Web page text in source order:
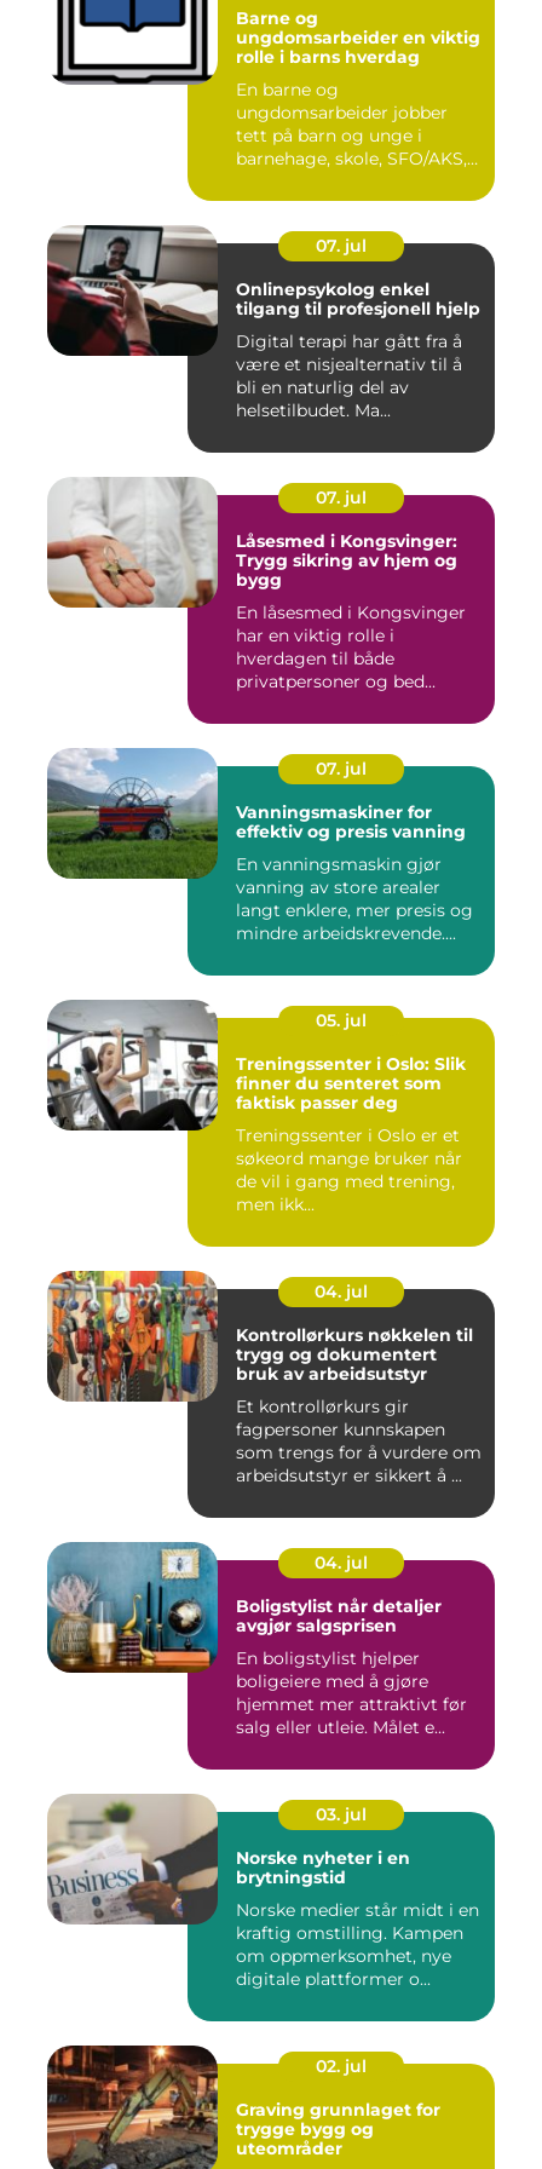
Barne og
ungdomsarbeider en viktig
rolle i barns hverdag
En barne og
ungdomsarbeider jobber
tett på barn og unge i
barnehage, skole, SFO/AKS,
07. jul
Onlinepsykolog enkel
tilgang til profesjonell hjelp
Digital terapi har gått fra å
være et nisjealternativ til å
bli en naturlig del av
helsetilbudet. Ma...
07. jul
Låsesmed i Kongsvinger:
Trygg sikring av hjem og
bygg
En låsesmed i Kongsvinger
har en viktig rolle i
hverdagen til både
privatpersoner og bed...
07. jul
Vanningsmaskiner for
effektiv og presis vanning
En vanningsmaskin gjør
vanning av store arealer
langt enklere, mer presis og
mindre arbeidskrevende....
05. jul
Treningssenter i Oslo: Slik
finner du senteret som
faktisk passer deg
Treningssenter i Oslo er et
søkeord mange bruker når
de vil i gang med trening,
men ikk...
04. jul
Kontrollørkurs nøkkelen til
trygg og dokumentert
bruk av arbeidsutstyr
Et kontrollørkurs gir
fagpersoner kunnskapen
som trengs for å vurdere om
arbeidsutstyr er sikkert å ...
04. jul
Boligstylist når detaljer
avgjør salgsprisen
En boligstylist hjelper
boligeiere med å gjøre
hjemmet mer attraktivt før
salg eller utleie. Målet e...
03. jul
Norske nyheter i en
brytningstid
Norske medier står midt i en
kraftig omstilling. Kampen
om oppmerksomhet, nye
digitale plattformer o...
02. jul
Graving grunnlaget for
trygge bygg og
uteområder